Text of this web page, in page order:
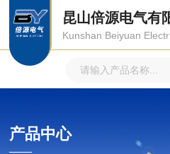
昆山倍源电气有
Kunshan Beiyuan
产品中心